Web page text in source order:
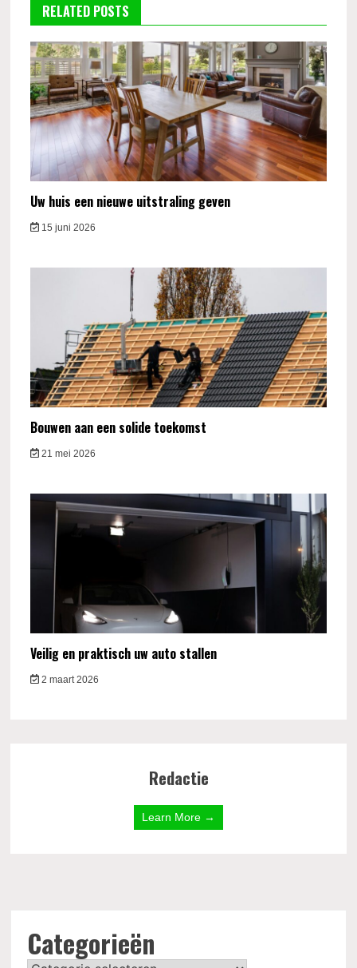
RELATED POSTS
Uw huis een nieuwe uitstraling geven
15 juni 2026
Bouwen aan een solide toekomst
21 mei 2026
Veilig en praktisch uw auto stallen
2 maart 2026
Redactie
Learn More →
Categorieën